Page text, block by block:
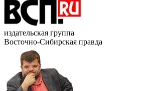
издательская группа
Восточно-Сибирская правда